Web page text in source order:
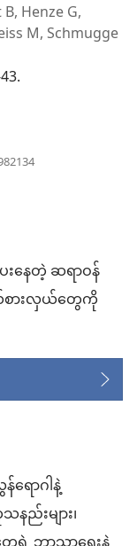
စ်Henze G,
M, Schmugge
ေတဲ့ ဆရာဝန်
ားလှယ်တွေကို
ောဂါနဲ့
ည်းများ၊